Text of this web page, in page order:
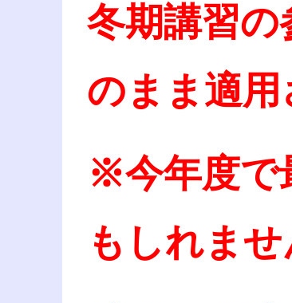
冬期講習の
のまま適用
※今年度で
もしれませ